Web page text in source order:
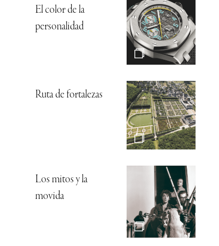
El color de la
personalidad
Ruta de fortalezas
Los mitos y la
movida